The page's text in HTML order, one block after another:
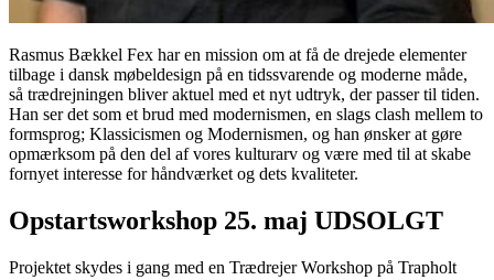
Rasmus Bækkel Fex har en mission om at få de drejede elementer
tilbage i dansk møbeldesign på en tidssvarende og moderne måde,
så trædrejningen bliver aktuel med et nyt udtryk, der passer til tiden.
Han ser det som et brud med modernismen, en slags clash mellem to
formsprog; Klassicismen og Modernismen, og han ønsker at gøre
opmærksom på den del af vores kulturarv og være med til at skabe
fornyet interesse for håndværket og dets kvaliteter.
Opstartsworkshop 25. maj UDSOLGT
Projektet skydes i gang med en Trædrejer Workshop på Trapholt